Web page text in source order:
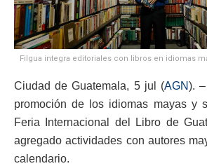
Filgua integra editoriales con libros en idiomas
Ciudad de Guatemala, 5 jul (AGN).
promoción de los idiomas mayas y
Feria Internacional del Libro de
agregado actividades con autores
calendario.